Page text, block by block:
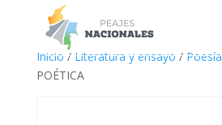
Inicio / Literatura y ensayo / Poesía
POÉTICA